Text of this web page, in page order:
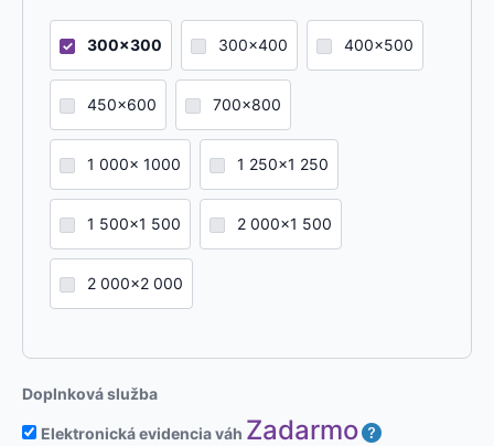
300x300 300x400 400x500
450x600 700x800
1 000x 1000 1 250x1 250
1 500x1 500 2 000x1 500
2 000x2 000
Doplnková služba
Elektronická evidencia váh Zadarmo